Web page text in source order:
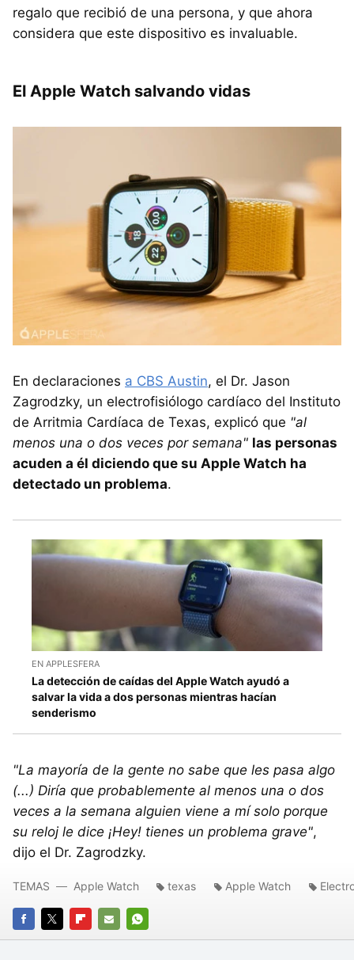
regalo que recibió de una persona, y que ahora
considera que este dispositivo es invaluable.
El Apple Watch salvando vidas
En declaraciones a CBS Austin, el Dr. Jason
Zagrodzky, un electrofisiólogo cardíaco del Instituto
de Arritmia Cardíaca de Texas, explicó que "al
menos una o dos veces por semana" las personas
acuden a él diciendo que su Apple Watch ha
detectado un problema.
EN APPLESFERA
La detección de caídas del Apple Watch ayudó a
salvar la vida a dos personas mientras hacían
senderismo
"La mayoría de la gente no sabe que les pasa algo
(...) Diría que probablemente al menos una o dos
veces a la semana alguien viene a mí solo porque
su reloj le dice ¡Hey! tienes un problema grave",
dijo el Dr. Zagrodzky.
FACEBOOK
TWITTERFLIPBOARD
E-
WHATSAPP
TEMAS Apple Watch texas Apple Watch